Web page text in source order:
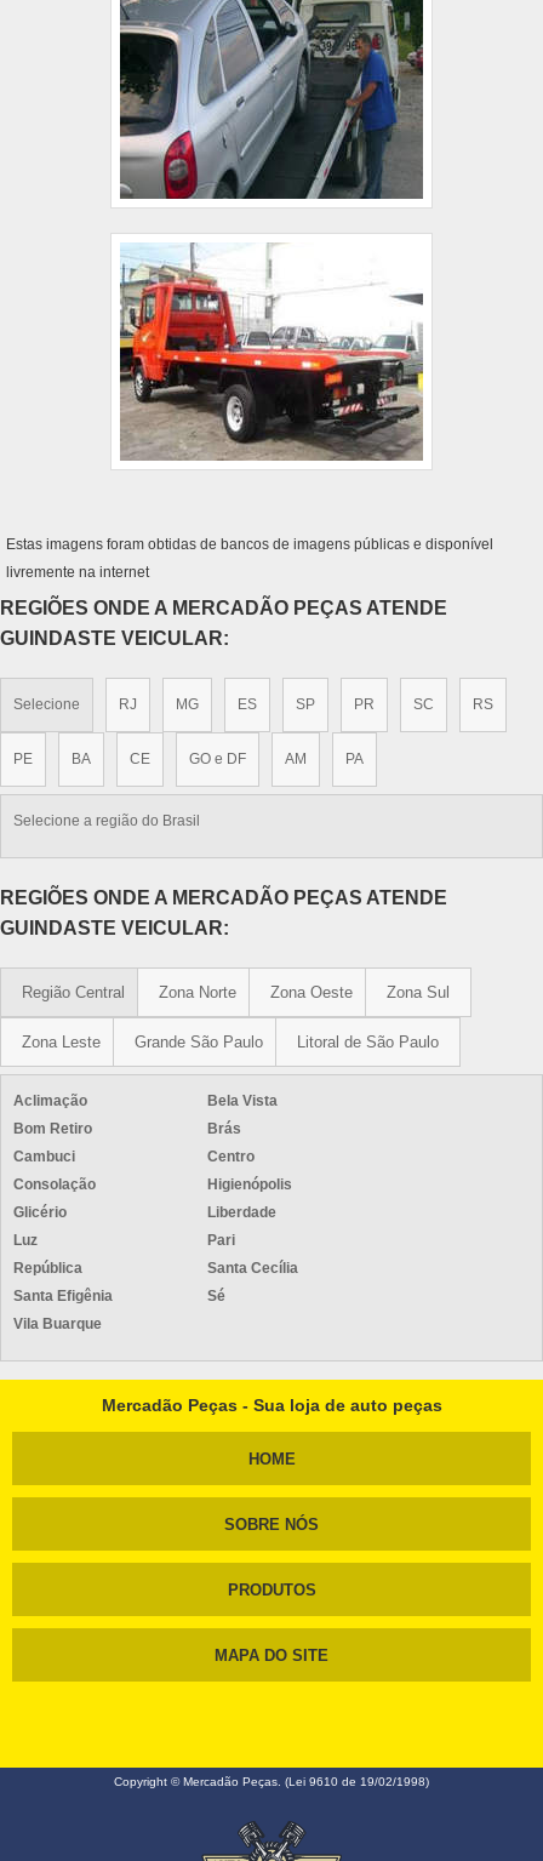
Estas imagens foram obtidas de bancos de imagens públicas e disponível
livremente na internet
REGIÕES ONDE A MERCADÃO PEÇAS ATENDE
GUINDASTE VEICULAR:
Selecione RJ MG ES SP PR SC RS
PE BA CE GO e DF AM PA
Selecione a região do Brasil
REGIÕES ONDE A MERCADÃO PEÇAS ATENDE
GUINDASTE VEICULAR:
Região Central Zona Norte Zona Oeste Zona Sul
Zona Leste Grande São Paulo Litoral de São Paulo
Aclimação
Bela Vista
Bom Retiro
Brás
Cambuci
Centro
Consolação
Higienópolis
Glicério
Liberdade
Luz
Pari
República
Santa Cecília
Santa Efigênia
Sé
Vila Buarque
Mercadão Peças - Sua loja de auto peças
HOME
SOBRE NÓS
PRODUTOS
MAPA DO SITE
Copyright © Mercadão Peças. (Lei 9610 de 19/02/1998)